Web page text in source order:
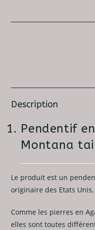
Montana
Description
Pendentif
Montana
Le produit est un
originaire des Etats
Comme les pierres en
elles sont toutes